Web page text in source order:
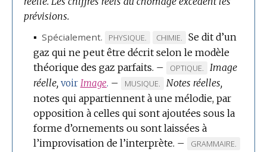
prévisions.
▪ Spécialement.
MARQUE
DE
DOMAINE
PHYSIQUE.
MARQUE
DE
DOMAINE
:
CHIMIE.
Se dit d’un
gaz qui ne peut être décrit selon le modèle
théorique des gaz parfaits. –
MARQUE
DE
DOMAINE
:
OPTIQUE.
Image
réelle, voir Image. –
MARQUE
DE
DOMAINE
MUSIQUE.
Notes réelles,
notes qui appartiennent à une mélodie, par
opposition à celles qui sont ajoutées sous la
forme d’ornements ou sont laissées à
l’improvisation de l’interprète. –
MARQUE
GRAMMAIRE.